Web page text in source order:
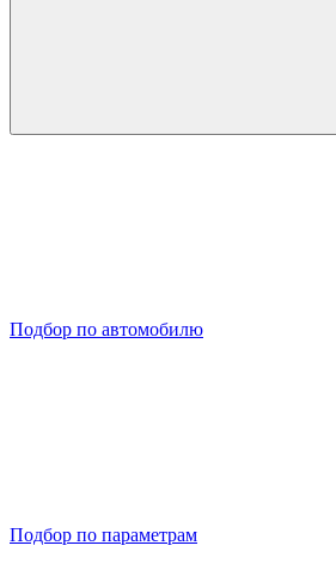
Подбор по автомобилю
Подбор по параметрам